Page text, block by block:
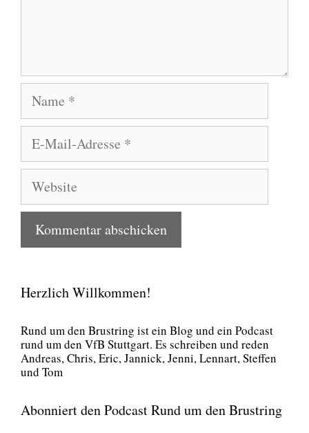
Name
E-
Mail-
Adresse
Website
Herzlich Willkommen!
Rund um den Brust­ring ist ein Blog und ein Pod­cast
rund um den VfB Stutt­gart. Es schrei­ben und reden
Andre­as, Chris, Eric, Jan­nick, Jen­ni, Lenn­art, Stef­fen
und Tom
Abonniert den Podcast Rund um den Brustring